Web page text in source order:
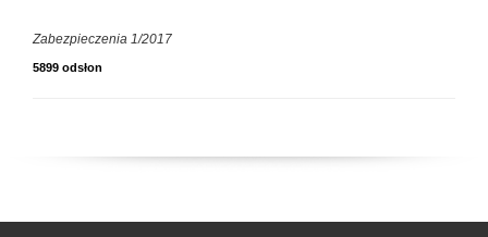
Zabezpieczenia 1/2017
5899 odsłon